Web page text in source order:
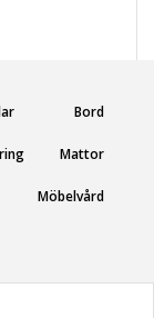
Bord
Mattor
Möbelvård